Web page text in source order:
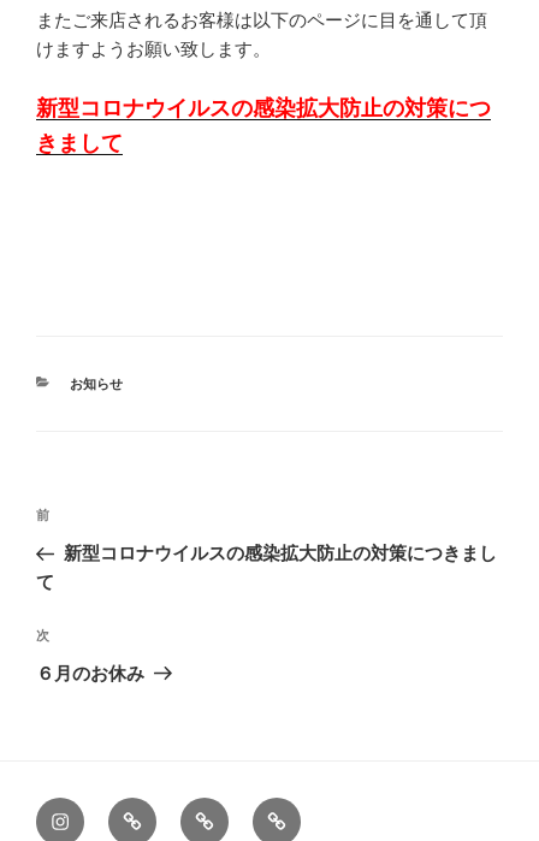
またご来店されるお客様は以下のページに目を通して頂
けますようお願い致します。
新型コロナウイルスの感染拡大防止の対策につ
きまして
カ
お知らせ
投
ナ
ゲ
ー
前
の
投
前
新型コロナウイルスの感染拡大防止の対策につきまし
て
次
の
次
６月のお休み
instagramBeni
BOND’SAlaise